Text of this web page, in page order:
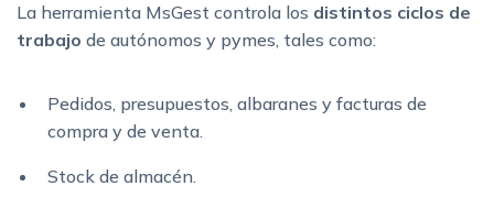
La herramienta MsGest controla los distintos ciclos de
trabajo de autónomos y pymes, tales como:
Pedidos, presupuestos, albaranes y facturas de
compra y de venta.
Stock de almacén.